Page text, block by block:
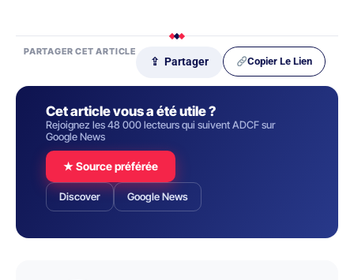
PARTAGER CET ARTICLE
⇪ Partager Copier Le Lien
Cet article vous a été utile ?
Rejoignez les 48 000 lecteurs qui suivent ADCF sur
Google News
★ Source préférée
Discover Google News